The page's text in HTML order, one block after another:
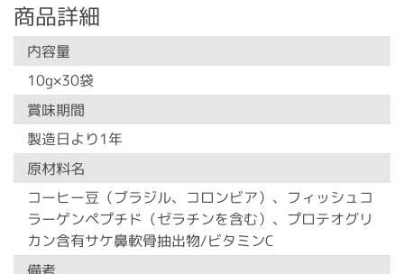
商品詳細
内容量
10g×30袋
賞味期間
製造日より1年
原材料名
コーヒー豆（ブラジル、コロンビア）、フィッシュコ
ラーゲンペプチド（ゼラチンを含む）、プロテオグリ
カン含有サケ鼻軟骨抽出物/ビタミンC